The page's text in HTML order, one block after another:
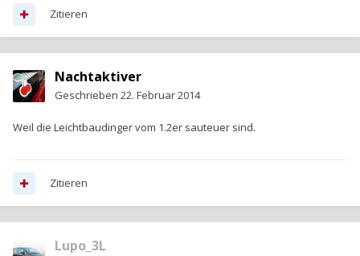
Zitieren
Nachtaktiver
Geschrieben 22. Februar 2014
Weil die Leichtbaudinger vom 1.2er sauteuer sind.
Zitieren
Lupo_3L